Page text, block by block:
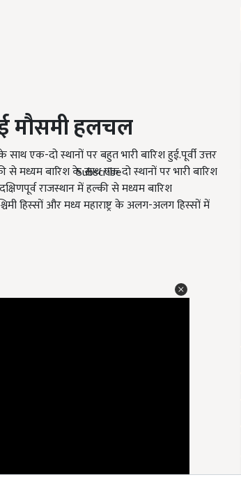
Subscribe
मौसमी हलचल
एक-दो स्थानों पर बहुत भारी बारिश हुई.पूर्वी उत्तर
मध्यम बारिश के साथ एक दो स्थानों पर भारी बारिश
राजस्थान में हल्की से मध्यम बारिश
हिस्सों और मध्य महाराष्ट्र के अलग-अलग हिस्सों में